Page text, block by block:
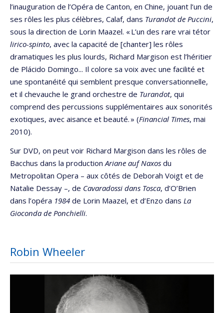
l’inauguration de l’Opéra de Canton, en Chine, jouant l’un de
ses rôles les plus célèbres, Calaf, dans Turandot de Puccini,
sous la direction de Lorin Maazel. « L’un des rare vrai tétor
lirico-spinto, avec la capacité de [chanter] les rôles
dramatiques les plus lourds, Richard Margison est l’héritier
de Plácido Domingo... Il colore sa voix avec une facilité et
une spontanéité qui semblent presque conversationnelle,
et il chevauche le grand orchestre de Turandot, qui
comprend des percussions supplémentaires aux sonorités
exotiques, avec aisance et beauté. » (Financial Times, mai
2010).
Sur DVD, on peut voir Richard Margison dans les rôles de
Bacchus dans la production Ariane auf Naxos du
Metropolitan Opera – aux côtés de Deborah Voigt et de
Natalie Dessay –, de Cavaradossi dans Tosca, d’O’Brien
dans l’opéra 1984 de Lorin Maazel, et d’Enzo dans La
Gioconda de Ponchielli.
Robin Wheeler